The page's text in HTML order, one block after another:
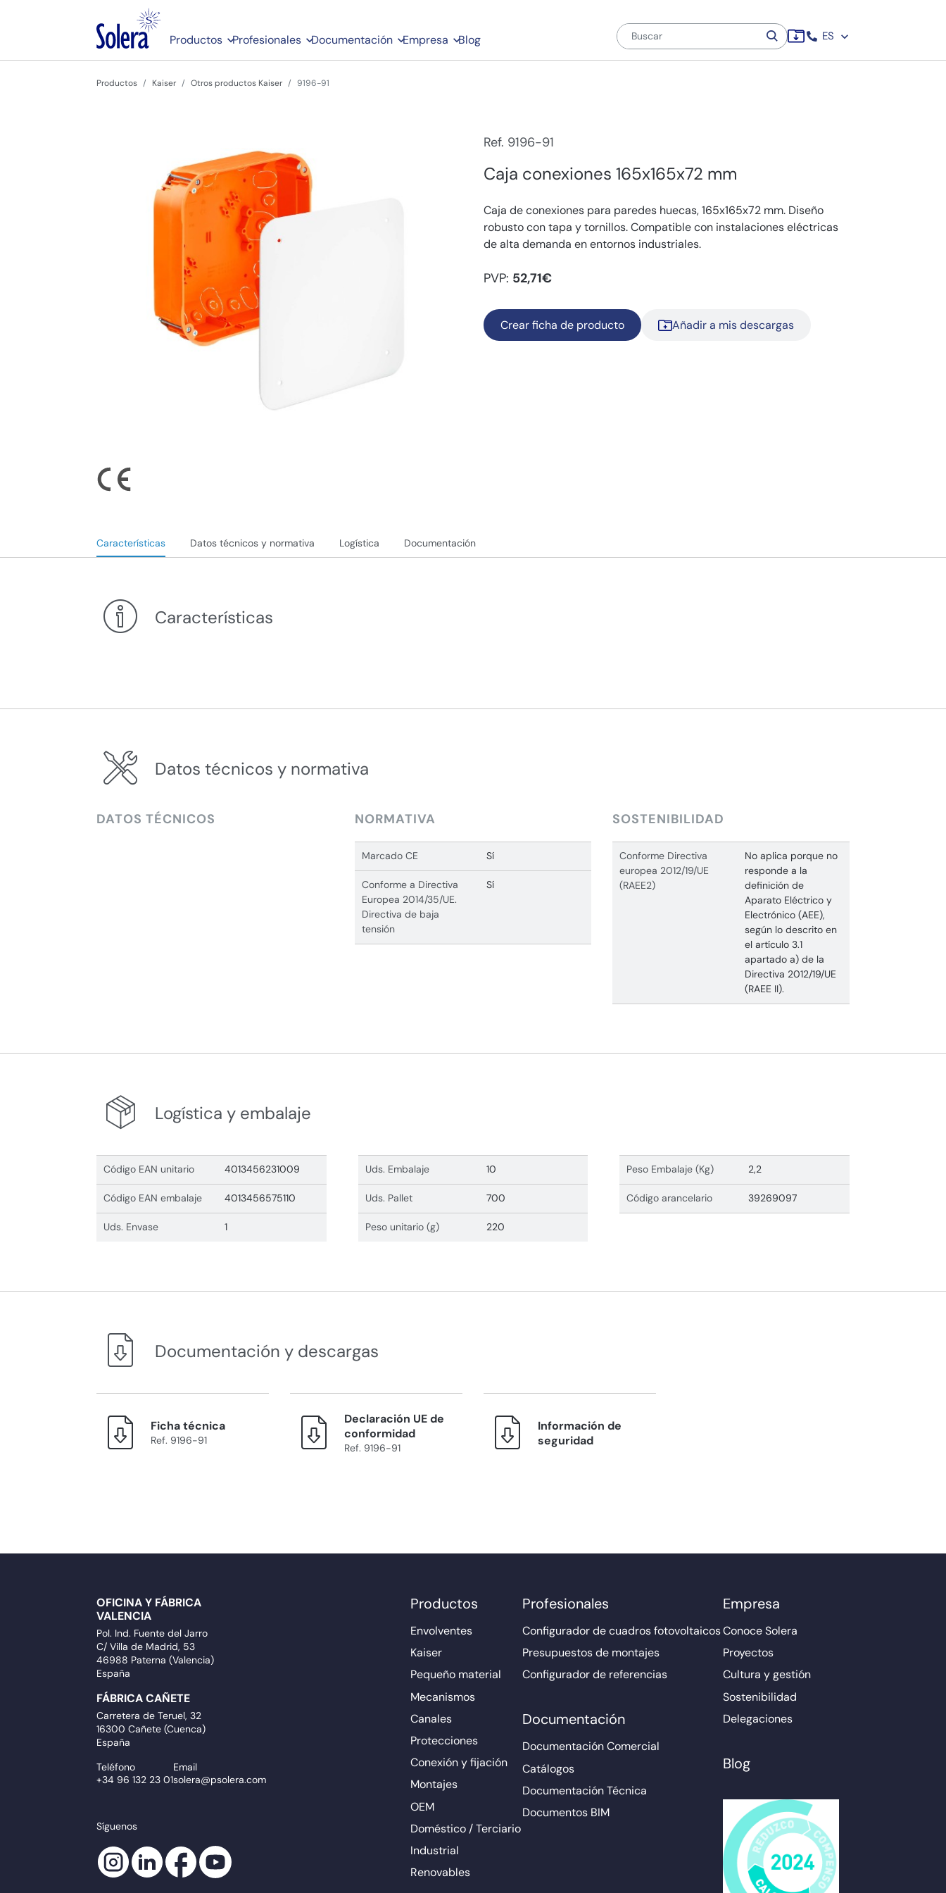
Productos Profesionales Documentación Empresa Blog ES
Productos Kaiser Otros productos Kaiser 9196-91
Ref. 9196-91
Caja conexiones 165x165x72 mm
Caja de conexiones para paredes huecas, 165x165x72 mm. Diseño
robusto con tapa y tornillos. Compatible con instalaciones eléctricas
de alta demanda en entornos industriales.
PVP: 52,71€
Crear ficha de producto Añadir a mis descargas
Características Datos técnicos y normativa Logística Documentación
Características
Datos técnicos y normativa
DATOS TÉCNICOS NORMATIVA
Marcado CE Sí
Conforme a Directiva
Europea 2014/35/UE.
Directiva de baja
tensión
Sí
SOSTENIBILIDAD
Conforme Directiva
europea 2012/19/UE
(RAEE2)
No aplica porque no
responde a la
definición de
Aparato Eléctrico y
Electrónico (AEE),
según lo descrito en
el artículo 3.1
apartado a) de la
Directiva 2012/19/UE
(RAEE II).
Logística y embalaje
Código EAN unitario 4013456231009
Código EAN embalaje 4013456575110
Uds. Envase 1
Uds. Embalaje 10
Uds. Pallet 700
Peso unitario (g) 220
Peso Embalaje (Kg) 2,2
Código arancelario 39269097
Documentación y descargas
Ficha técnica
Ref. 9196-91
Declaración UE de
conformidad
Ref. 9196-91
Información de
seguridad
OFICINA Y FÁBRICA
VALENCIA
Pol. Ind. Fuente del Jarro
C/ Villa de Madrid, 53
46988 Paterna (Valencia)
España
FÁBRICA CAÑETE
Carretera de Teruel, 32
16300 Cañete (Cuenca)
España
Teléfono
+34 96 132 23 01
Email
solera@psolera.com
Síguenos
Productos
Envolventes
Kaiser
Pequeño material
Mecanismos
Canales
Protecciones
Conexión y fijación
Montajes
OEM
Doméstico / Terciario
Industrial
Renovables
Profesionales
Configurador de cuadros fotovoltaicos
Presupuestos de montajes
Configurador de referencias
Documentación
Documentación Comercial
Catálogos
Documentación Técnica
Documentos BIM
Empresa
Conoce Solera
Proyectos
Cultura y gestión
Sostenibilidad
Delegaciones
Blog